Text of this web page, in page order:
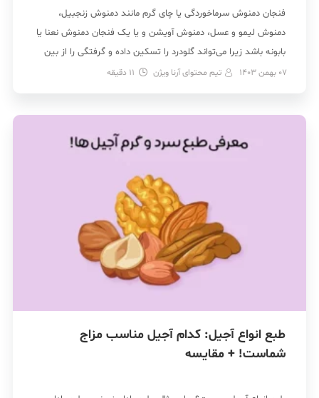
فنجان دمنوش سرماخوردگی یا چای گرم مانند دمنوش زنجبیل،
دمنوش لیمو و عسل، دمنوش آویشن و یا یک فنجان دمنوش نعنا یا
بابونه باشد زیرا می‌تواند گلودرد را تسکین داده و گرفتگی را از بین
ببرد. بعلاوه […]
07 بهمن 1403 تیم محتوای آرنا ویژن 11 دقیقه
طبع انواع آجیل: کدام آجیل مناسب مزاج
شماست! + مقایسه